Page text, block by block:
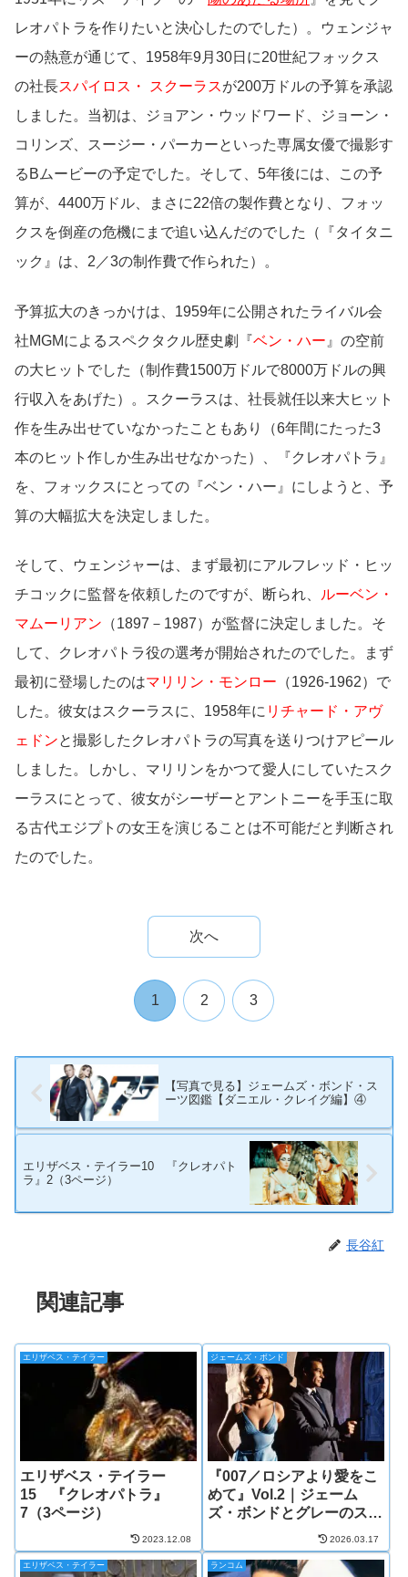
レオパトラを作りたいと決心したのでした）。ウェンジャ
ーの熱意が通じて、1958年9月30日に20世紀フォックス
の社長スパイロス・ スクーラスが200万ドルの予算を承認
しました。当初は、ジョアン・ウッドワード、ジョーン・
コリンズ、スージー・パーカーといった専属女優で撮影す
るBムービーの予定でした。そして、5年後には、この予
算が、4400万ドル、まさに22倍の製作費となり、フォッ
クスを倒産の危機にまで追い込んだのでした（『タイタニ
ック』は、2／3の制作費で作られた）。
予算拡大のきっかけは、1959年に公開されたライバル会
社MGMによるスペクタクル歴史劇『ベン・ハー 』の空前
の大ヒットでした（制作費1500万ドルで8000万ドルの興
行収入をあげた）。スクーラスは、社長就任以来大ヒット
作を生み出せていなかったこともあり（6年間にたった3
本のヒット作しか生み出せなかった）、『クレオパトラ』
を、フォックスにとっての『ベン・ハー』にしようと、予
算の大幅拡大を決定しました。
そして、ウェンジャーは、まず最初にアルフレッド・ヒッ
チコックに監督を依頼したのですが、断られ、
ルーベン・
マムーリアン （1897－1987）が監督に決定しました。そ
して、クレオパトラ役の選考が開始されたのでした。まず
最初に登場したのはマリリン・モンロー （1926-1962）で
した。彼女はスクーラスに、1958年に リチャード・アヴ
ェドンと撮影したクレオパトラの写真を送りつけアピール
しました。しかし、マリリンをかつて愛人にしていたスク
ーラスにとって、彼女がシーザーとアントニーを手玉に取
る古代エジプトの女王を演じることは不可能だと判断され
たのでした。
次へ
1 2 3
【写真で見る】ジェームズ・ボンド・ス
ーツ図鑑【ダニエル・クレイグ編】④
エリザベス・テイラー10 『クレオパト
ラ』2（3ページ）
長谷紅
関連記事
エリザベス・テイラー
エリザベス・テイラー
15 『クレオパトラ』
7（3ページ）
2023.12.08
ジェームズ・ボンド
『007／ロシアより愛をこ
めて』Vol.2｜ジェーム
ズ・ボンドとグレーのスー
2026.03.17
エリザベス・テイラー ランコム